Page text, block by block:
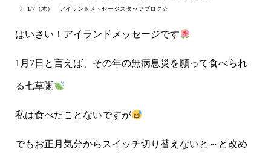
1/7（木） アイランドメッセージスタッフブログ☆
はいさい！アイランドメッセージです
1月7日と言えば、その年の無病息災を願って食べられ
る七草粥
私は食べたことないですが
でもお正月気分からスイッチ切り替えないと～と改め